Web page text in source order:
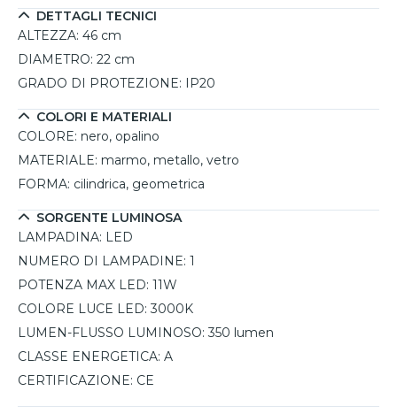
3000K e flusso luminoso di 350 lumen offre
un'illuminazione morbida e rilassante, perfetta per ogni
agevolata da un interruttore sul cavo.
DETTAGLI TECNICI
ALTEZZA: 46 cm
DIAMETRO: 22 cm
GRADO DI PROTEZIONE: IP20
COLORI E MATERIALI
COLORE: nero, opalino
MATERIALE: marmo, metallo, vetro
FORMA: cilindrica, geometrica
SORGENTE LUMINOSA
LAMPADINA: LED
NUMERO DI LAMPADINE: 1
POTENZA MAX LED: 11W
COLORE LUCE LED: 3000K
LUMEN-FLUSSO LUMINOSO: 350 lumen
CLASSE ENERGETICA: A
CERTIFICAZIONE: CE